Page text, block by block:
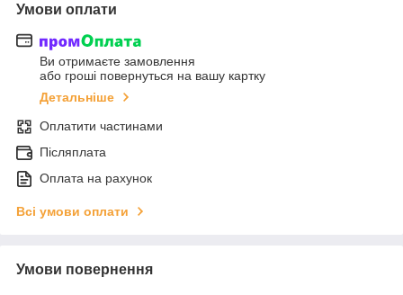
Умови оплати
Ви отримаєте замовлення
або гроші повернуться на вашу картку
Детальніше
Оплатити частинами
Післяплата
Оплата на рахунок
Всі умови оплати
Умови повернення